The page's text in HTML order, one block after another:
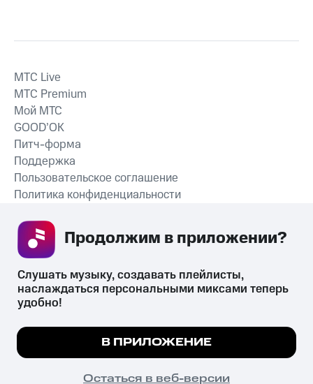
СКАЧАТЬ ПРИЛОЖЕНИЕ
MTС Live
MTС Premium
Мой МТС
GOOD’OK
Питч-форма
Поддержка
Пользовательское соглашение
Политика конфиденциальности
психотропных веществ, их аналогов причиняет вред здоровью,
их незаконный оборот запрещён и влечёт установленную
законодательством ответственность.
© 2026 ООО «КИОН».
Мы используем куки, чтобы на сайте все
Подробнее
ПОНЯТНО
Слушать музыку, создавать плейлисты,
наслаждаться персональными миксами теперь
удобно!
В ПРИЛОЖЕНИЕ
Остаться в веб-версии